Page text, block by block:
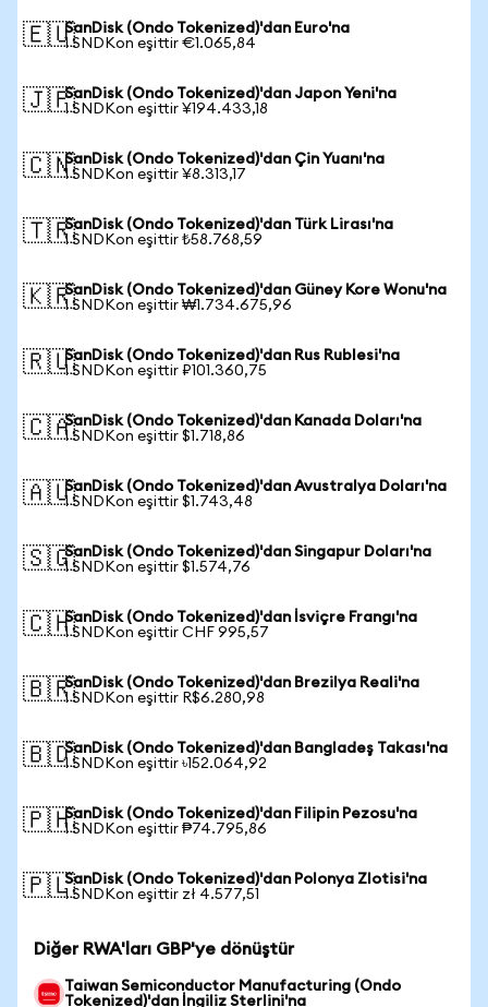
🇪🇺SanDisk (Ondo Tokenized)'dan Euro'na
1 SNDKon eşittir €1.065,84
🇯🇵SanDisk (Ondo Tokenized)'dan Japon Yeni'na
1 SNDKon eşittir ¥194.433,18
🇨🇳SanDisk (Ondo Tokenized)'dan Çin Yuanı'na
1 SNDKon eşittir ¥8.313,17
🇹🇷SanDisk (Ondo Tokenized)'dan Türk Lirası'na
1 SNDKon eşittir ₺58.768,59
🇰🇷SanDisk (Ondo Tokenized)'dan Güney Kore Wonu'na
1 SNDKon eşittir ₩1.734.675,96
🇷🇺SanDisk (Ondo Tokenized)'dan Rus Rublesi'na
1 SNDKon eşittir ₽101.360,75
🇨🇦SanDisk (Ondo Tokenized)'dan Kanada Doları'na
1 SNDKon eşittir $1.718,86
🇦🇺SanDisk (Ondo Tokenized)'dan Avustralya Doları'na
1 SNDKon eşittir $1.743,48
🇸🇬SanDisk (Ondo Tokenized)'dan Singapur Doları'na
1 SNDKon eşittir $1.574,76
🇨🇭SanDisk (Ondo Tokenized)'dan İsviçre Frangı'na
1 SNDKon eşittir CHF 995,57
🇧🇷SanDisk (Ondo Tokenized)'dan Brezilya Reali'na
1 SNDKon eşittir R$6.280,98
🇧🇩SanDisk (Ondo Tokenized)'dan Bangladeş Takası'na
1 SNDKon eşittir ৳152.064,92
🇵🇭SanDisk (Ondo Tokenized)'dan Filipin Pezosu'na
1 SNDKon eşittir ₱74.795,86
🇵🇱SanDisk (Ondo Tokenized)'dan Polonya Zlotisi'na
1 SNDKon eşittir zł 4.577,51
Diğer RWA'ları GBP'ye dönüştür
Taiwan Semiconductor Manufacturing (Ondo
Tokenized)'dan İngiliz Sterlini'na